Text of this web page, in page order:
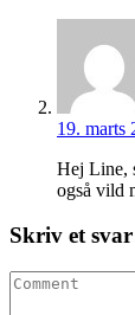
19. marts
Hej Line,
også vild
Skriv et svar